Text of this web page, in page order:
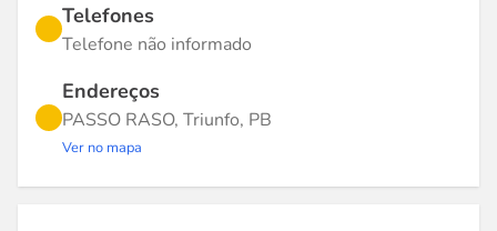
Telefones
Telefone não informado
Endereços
PASSO RASO, Triunfo, PB
Ver no mapa